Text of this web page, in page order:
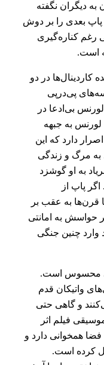
به دیگران نگفته
بعدی را بر دوش
رغم کناره‌گیری
است.
کاردینال‌ها در دو
پی‌درپی
بی‌ادعا در
به جبهه
دارد که این
به مرگ و زندگی
به او گوشزد
پاپ از
قرن‌ها به عقب بر
حواسش به امانتی
چنین جنگی
محسوس است.
واتیکان قدم
و گاهی حتی
فیلم اثر
فضا همخوانی دارد و
کرده است.